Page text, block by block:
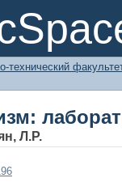
технический
Л.Р.